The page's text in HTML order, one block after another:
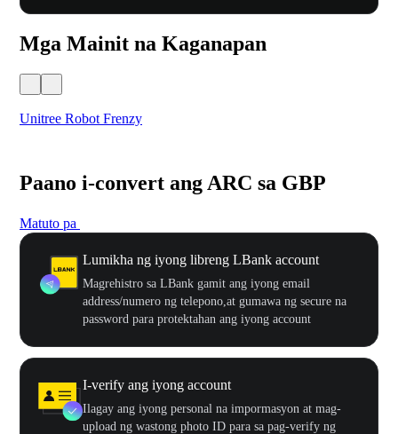
Mga Mainit na Kaganapan
Unitree Robot Frenzy
Paano i-convert ang ARC sa GBP
Matuto pa
Lumikha ng iyong libreng LBank account
Magrehistro sa LBank gamit ang iyong email
address/numero ng telepono,at gumawa ng secure na
password para protektahan ang iyong account
I-verify ang iyong account
Ilagay ang iyong personal na impormasyon at mag-
upload ng wastong photo ID para sa pag-verify ng